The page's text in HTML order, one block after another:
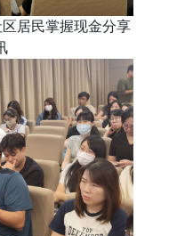
居民掌握现金分享